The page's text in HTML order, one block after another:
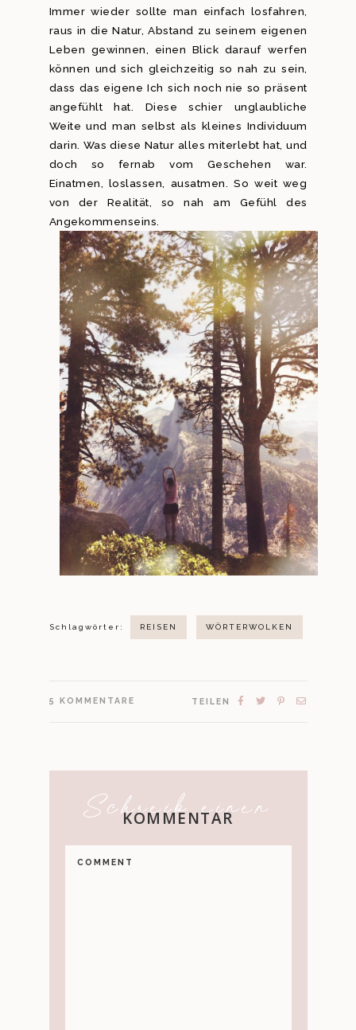
Immer wieder sollte man einfach losfahren,
raus in die Natur, Abstand zu seinem eigenen
Leben gewinnen, einen Blick darauf werfen
können und sich gleichzeitig so nah zu sein,
dass das eigene Ich sich noch nie so präsent
angefühlt hat. Diese schier unglaubliche
Weite und man selbst als kleines Individuum
darin. Was diese Natur alles miterlebt hat, und
doch so fernab vom Geschehen war.
Einatmen, loslassen, ausatmen. So weit weg
von der Realität, so nah am Gefühl des
Angekommenseins.
Schlagwörter: REISEN WÖRTERWOLKEN
5 KOMMENTARE TEILEN
Schreib einen
KOMMENTAR